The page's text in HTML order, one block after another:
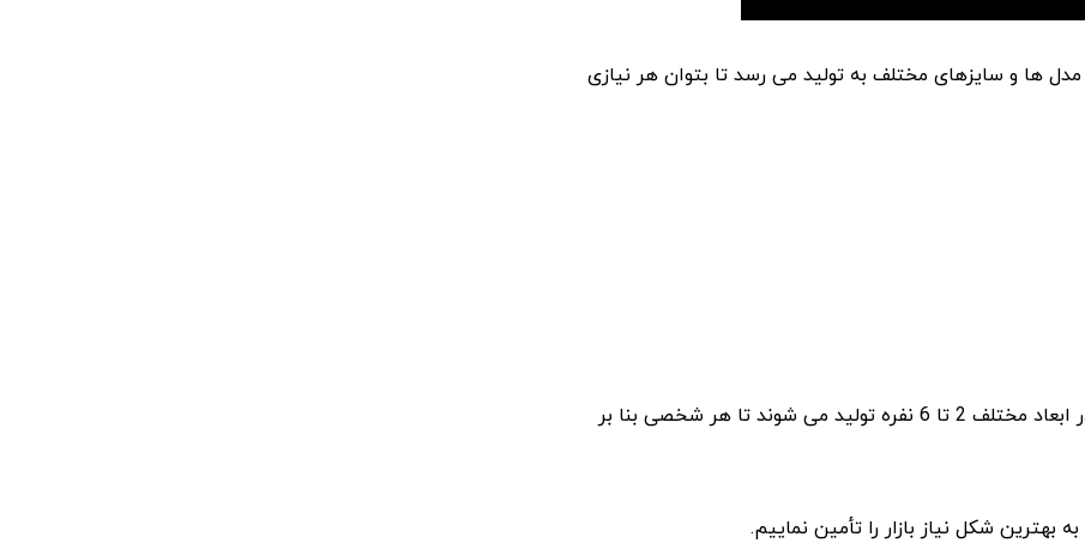
ها و سایزهای مختلف به تولید می رسد تا بتوان هر نیازی
[box type=”warning” align=”” class=”” width=””]این میزها در ابعاد مختلف 2 تا 6 نفره تولید می شوند تا هر شخصی بنا بر
بهترین شکل نیاز بازار را تأمین نماییم.